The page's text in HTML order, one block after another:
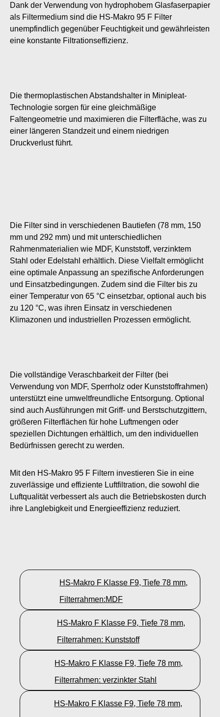
Dank der Verwendung von hydrophobem Glasfaserpapier
als Filtermedium sind die HS-Makro 95 F Filter
unempfindlich gegenüber Feuchtigkeit und gewährleisten
eine konstante Filtrationseffizienz.
Die thermoplastischen Abstandshalter in Minipleat-
Technologie sorgen für eine gleichmäßige
Faltengeometrie und maximieren die Filterfläche, was zu
einer längeren Standzeit und einem niedrigen
Druckverlust führt.
Die Filter sind in verschiedenen Bautiefen (78 mm, 150
mm und 292 mm) und mit unterschiedlichen
Rahmenmaterialien wie MDF, Kunststoff, verzinktem
Stahl oder Edelstahl erhältlich. Diese Vielfalt ermöglicht
eine optimale Anpassung an spezifische Anforderungen
und Einsatzbedingungen. Zudem sind die Filter bis zu
einer Temperatur von 65 °C einsetzbar, optional auch bis
zu 120 °C, was ihren Einsatz in verschiedenen
Klimazonen und industriellen Prozessen ermöglicht.
Die vollständige Veraschbarkeit der Filter (bei
Verwendung von MDF, Sperrholz oder Kunststoffrahmen)
unterstützt eine umweltfreundliche Entsorgung. Optional
sind auch Ausführungen mit Griff- und Berstschutzgittern,
größeren Filterflächen für hohe Luftmengen oder
speziellen Dichtungen erhältlich, um den individuellen
Bedürfnissen gerecht zu werden.
Mit den HS-Makro 95 F Filtern investieren Sie in eine
zuverlässige und effiziente Luftfiltration, die sowohl die
Luftqualität verbessert als auch die Betriebskosten durch
ihre Langlebigkeit und Energieeffizienz reduziert.
HS-Makro F Klasse F9, Tiefe 78 mm,
Filterrahmen:MDF
HS-Makro F Klasse F9, Tiefe 78 mm,
Filterrahmen: Kunststoff
HS-Makro F Klasse F9, Tiefe 78 mm,
Filterrahmen: verzinkter Stahl
HS-Makro F Klasse F9, Tiefe 78 mm,